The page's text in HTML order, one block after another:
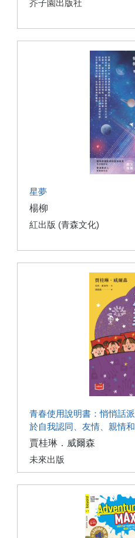
芥子園出版社
星夢
楊柳
紅出版 (青森文化)
青春使用說明書：悄悄話
於自我認同、友情、親情和
賈桂琳．威爾森
未來出版